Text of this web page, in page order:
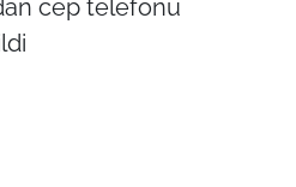
cep telefonu